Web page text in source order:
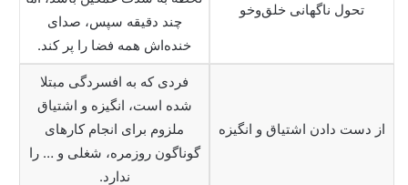
تحول ناگهانی خلق‌وخو
چند دقیقه سپس، صدای
خنده‌اش همه فضا را پر کند.
از دست دادن اشتیاق و انگیزه
فردی که به افسردگی مبتلا
شده است، انگیزه و اشتیاق
ملزوم برای انجام کارهای
گوناگون روزمره، شغلی و … را
ندارد.